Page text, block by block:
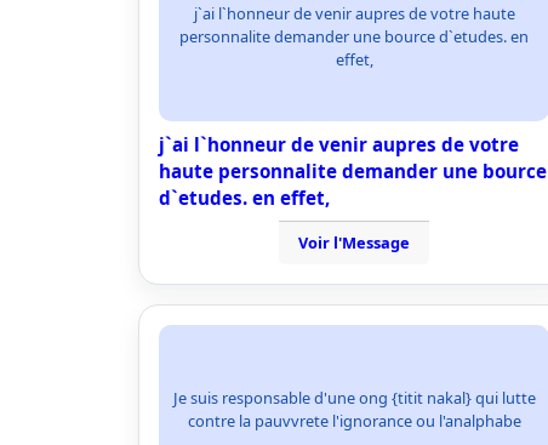
j`ai l`honneur de venir aupres de votre haute
personnalite demander une bource d`etudes. en
effet,
j`ai l`honneur de venir aupres de votre
haute personnalite demander une bource
d`etudes. en effet,
Voir l'Message
Je suis responsable d'une ong {titit nakal} qui lutte
contre la pauvvrete l'ignorance ou l'analphabe